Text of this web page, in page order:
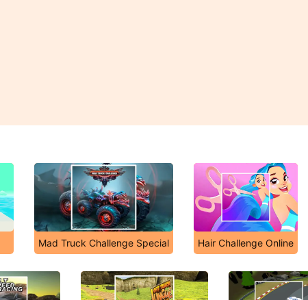
Mad Truck Challenge Special Hair Challenge Online